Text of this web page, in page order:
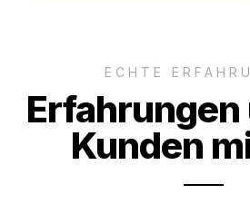
ECHTE
Kunden